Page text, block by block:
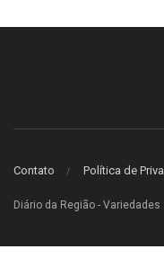
Contato Política de
Diário da Região - Variedades